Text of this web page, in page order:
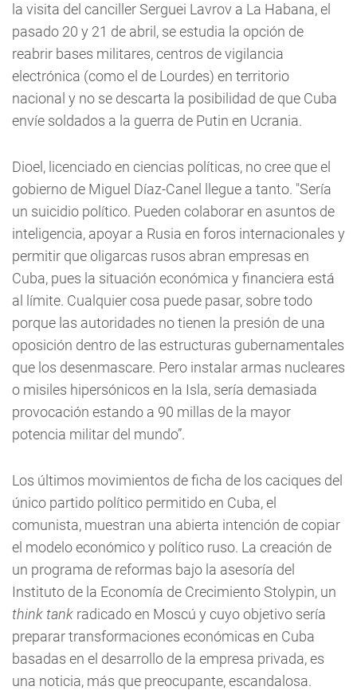
la visita del canciller Serguei Lavrov a La Habana, el
pasado 20 y 21 de abril, se estudia la opción de
reabrir bases militares, centros de vigilancia
electrónica (como el de Lourdes) en territorio
nacional y no se descarta la posibilidad de que Cuba
envíe soldados a la guerra de Putin en Ucrania.
Dioel, licenciado en ciencias políticas, no cree que el
gobierno de Miguel Díaz-Canel llegue a tanto. "Sería
un suicidio político. Pueden colaborar en asuntos de
inteligencia, apoyar a Rusia en foros internacionales y
permitir que oligarcas rusos abran empresas en
Cuba, pues la situación económica y financiera está
al límite. Cualquier cosa puede pasar, sobre todo
porque las autoridades no tienen la presión de una
oposición dentro de las estructuras gubernamentales
que los desenmascare. Pero instalar armas nucleares
o misiles hipersónicos en la Isla, sería demasiada
provocación estando a 90 millas de la mayor
potencia militar del mundo”.
Los últimos movimientos de ficha de los caciques del
único partido político permitido en Cuba, el
comunista, muestran una abierta intención de copiar
el modelo económico y político ruso. La creación de
un programa de reformas bajo la asesoría del
Instituto de la Economía de Crecimiento Stolypin, un
think tank radicado en Moscú y cuyo objetivo sería
preparar transformaciones económicas en Cuba
basadas en el desarrollo de la empresa privada, es
una noticia, más que preocupante, escandalosa.